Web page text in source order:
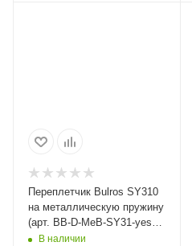
Переплетчик Bulros SY310
на металлическую пружину
(арт. BB-D-MeB-SY31-yes-
rou-Ma)
В наличии